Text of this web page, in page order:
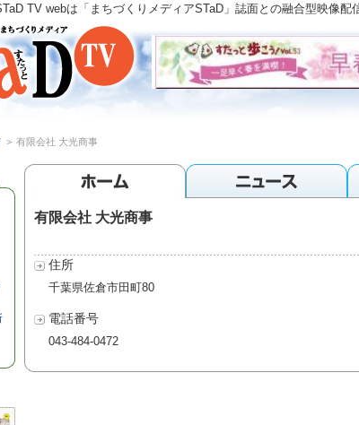
TV webは「まちづくりメディアSTaD」誌面との融合型映像配
> 有限会社 大光商事
有限会社 大光商事
住所
千葉県佐倉市田町80
電話番号
043-484-0472